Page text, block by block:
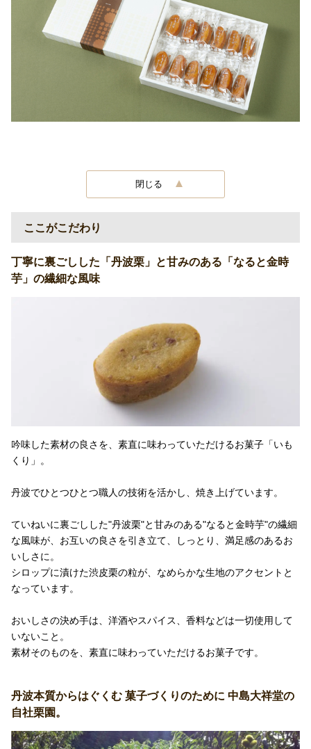
閉じる
ここがこだわり
丁寧に裏ごしした「丹波栗」と甘みのある「なると金時
芋」の繊細な風味
吟味した素材の良さを、素直に味わっていただけるお菓子「いも
くり」。
丹波でひとつひとつ職人の技術を活かし、焼き上げています。
ていねいに裏ごしした"丹波栗"と甘みのある"なると金時芋"の繊細
な風味が、お互いの良さを引き立て、しっとり、満足感のあるお
いしさに。
シロップに漬けた渋皮栗の粒が、なめらかな生地のアクセントと
なっています。
おいしさの決め手は、洋酒やスパイス、香料などは一切使用して
いないこと。
素材そのものを、素直に味わっていただけるお菓子です。
丹波本質からはぐくむ 菓子づくりのために 中島大祥堂の
自社栗園。